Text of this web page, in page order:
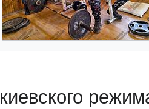
киевского